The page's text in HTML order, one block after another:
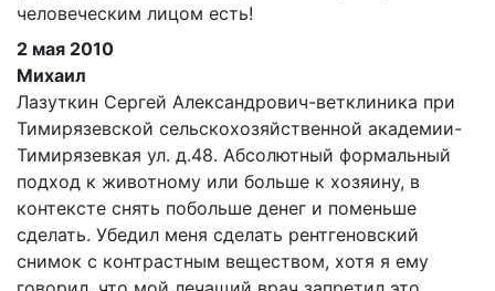
человеческим лицом есть!
2 мая 2010
Михаил
Лазуткин Сергей Александрович-ветклиника при
Тимирязевской сельскохозяйственной академии-
Тимирязевкая ул. д.48. Абсолютный формальный
подход к животному или больше к хозяину, в
контексте снять побольше денег и поменьше
сделать. Убедил меня сделать рентгеновский
снимок с контрастным веществом, хотя я ему